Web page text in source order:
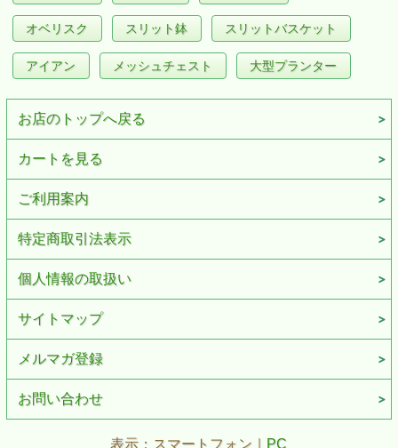
オベリスク スリット鉢 スリットバスケット
アイアン メッシュチェスト 大型プランター
お店のトップへ戻る
カートを見る
ご利用案内
特定商取引法表示
個人情報の取扱い
サイトマップ
メルマガ登録
お問い合わせ
表示：スマートフォン｜ PC